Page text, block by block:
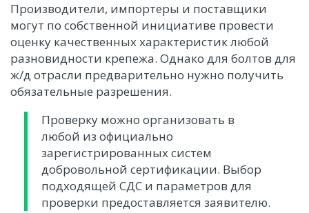
Производители, импортеры и поставщики
могут по собственной инициативе провести
оценку качественных характеристик любой
разновидности крепежа. Однако для болтов для
ж/д отрасли предварительно нужно получить
обязательные разрешения.
Проверку можно организовать в
любой из официально
зарегистрированных систем
добровольной сертификации. Выбор
подходящей СДС и параметров для
проверки предоставляется заявителю.